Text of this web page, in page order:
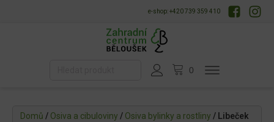
e-shop: +420 739 359 410
Domů / Osiva a cibuloviny / Osiva bylinky a rostliny / Libeček